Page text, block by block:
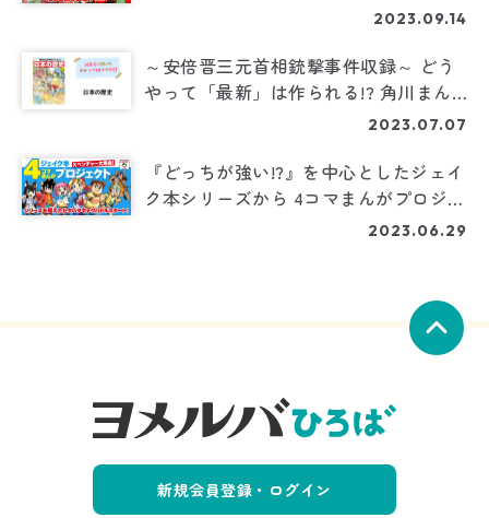
2023.09.14
～安倍晋三元首相銃撃事件収録～ どう
やって「最新」は作られる!? 角川まん
が学習シリーズ『日本の歴史』第16巻制
2023.07.07
『どっちが強い!?』を中心としたジェイ
ク本シリーズから 4コマまんがプロジェ
2023.06.29
新規会員登録・ログイン